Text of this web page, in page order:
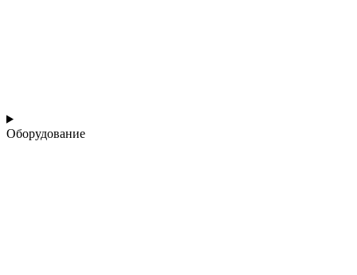
Оборудование